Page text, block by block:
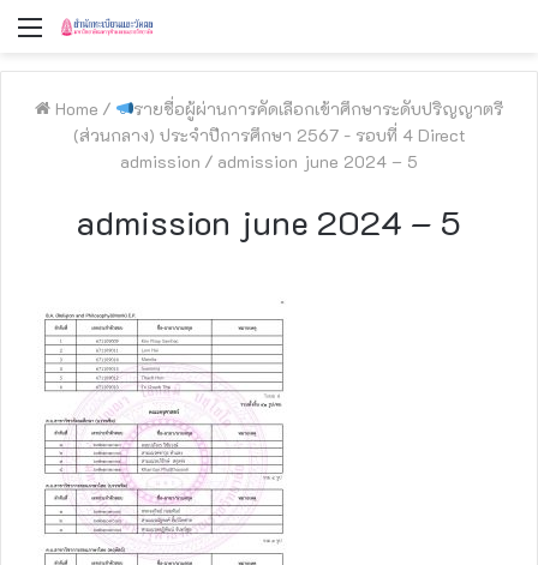
Menu
Home /
รายชื่อผู้ผ่านการคัดเลือกเข้าศึกษาระดับปริญญาตรี
(ส่วนกลาง) ประจำปีการศึกษา 2567 - รอบที่ 4 Direct
admission / admission june 2024 – 5
admission june 2024 – 5